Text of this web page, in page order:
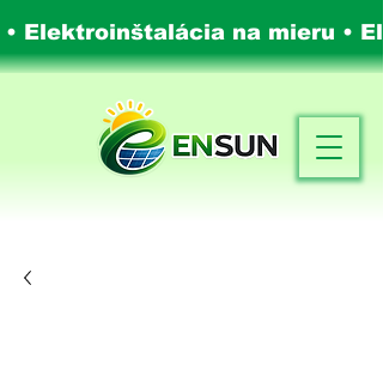
Elektroinštalácia na mieru •